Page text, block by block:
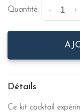
Quantité: +
-
Détails
Ce kit cocktail